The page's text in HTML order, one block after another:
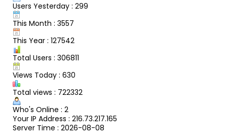
Users Yesterday : 299
This Month : 3557
This Year : 127542
Total Users : 306811
Views Today : 630
Total views : 722332
Who's Online : 2
Your IP Address : 216.73.217.165
Server Time : 2026-08-08